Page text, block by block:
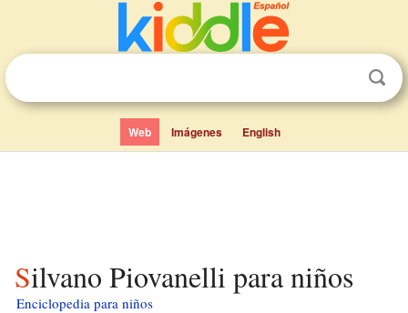
Web Imágenes English
Silvano Piovanelli para niños
Enciclopedia para niños